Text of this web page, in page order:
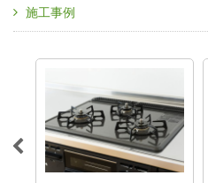
施工事例